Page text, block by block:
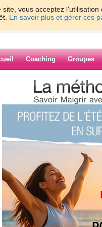
vous acceptez
En savoir plus et gérer ces
Coaching Groupes
>
de
21 - 30 31 - 31
1 2 3 4 5
une !!!!
le 09/01/2009 à 07:59